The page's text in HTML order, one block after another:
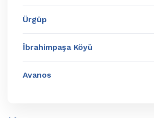
Ürgüp
İbrahimpaşa Köyü
Avanos